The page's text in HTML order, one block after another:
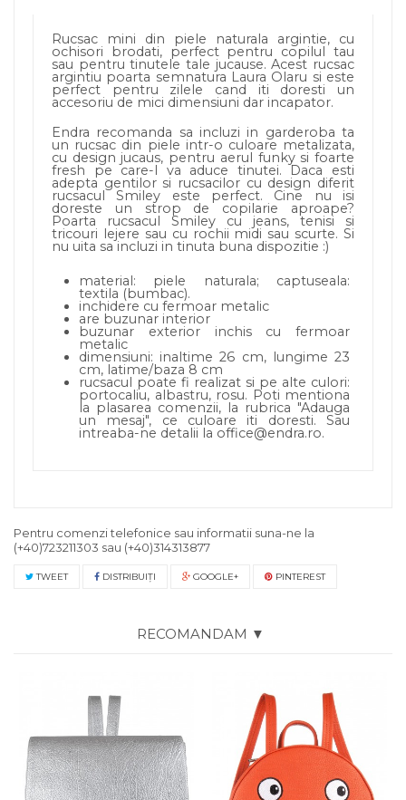
Rucsac mini din piele naturala argintie, cu
ochisori brodati, perfect pentru copilul tau
sau pentru tinutele tale jucause. Acest rucsac
argintiu poarta semnatura Laura Olaru si este
perfect pentru zilele cand iti doresti un
accesoriu de mici dimensiuni dar incapator.
Endra recomanda sa incluzi in garderoba ta
un rucsac din piele intr-o culoare metalizata,
cu design jucaus, pentru aerul funky si foarte
fresh pe care-l va aduce tinutei. Daca esti
adepta gentilor si rucsacilor cu design diferit
rucsacul Smiley este perfect. Cine nu isi
doreste un strop de copilarie aproape?
Poarta rucsacul Smiley cu jeans, tenisi si
tricouri lejere sau cu rochii midi sau scurte. Si
nu uita sa incluzi in tinuta buna dispozitie :)
material: piele naturala; captuseala:
textila (bumbac).
inchidere cu fermoar metalic
are buzunar interior
buzunar exterior inchis cu fermoar
metalic
dimensiuni: inaltime 26 cm, lungime 23
cm, latime/baza 8 cm
rucsacul poate fi realizat si pe alte culori:
portocaliu, albastru, rosu. Poti mentiona
la plasarea comenzii, la rubrica "Adauga
un mesaj", ce culoare iti doresti. Sau
intreaba-ne detalii la office@endra.ro.
Pentru comenzi telefonice sau informatii suna-ne la
(+40)723211303 sau (+40)314313877
TWEET DISTRIBUIŢI GOOGLE+ PINTEREST
RECOMANDAM ▼